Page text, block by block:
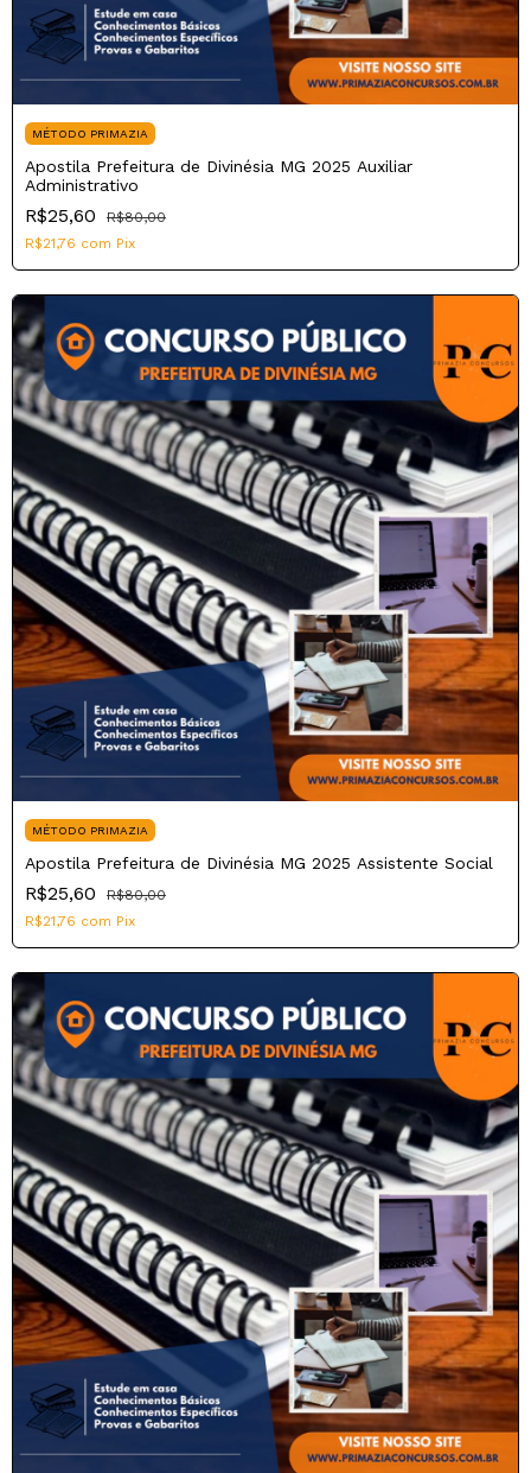
MÉTODO PRIMAZIA
Apostila Prefeitura de Divinésia MG 2025 Auxiliar
Administrativo
R$25,60
R$80,00
R$21,76 com Pix
MÉTODO PRIMAZIA
Apostila Prefeitura de Divinésia MG 2025 Assistente Social
R$25,60
R$80,00
R$21,76 com Pix